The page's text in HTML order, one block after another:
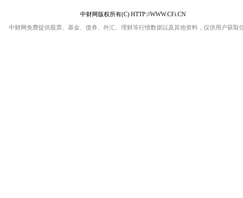
中财网版权所有(C) HTTP://WWW.CFi.CN
中财网免费提供股票、基金、债券、外汇、理财等行情数据以及其他资料，仅供用户获取信